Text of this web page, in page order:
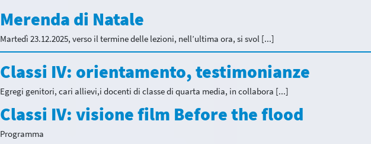
Merenda di Natale
Martedì 23.12.2025, verso il termine delle lezioni, nell’ultima ora, si svol [...]
Classi IV: orientamento, testimonianze
Egregi genitori, cari allievi,i docenti di classe di quarta media, in collabora [...]
Classi IV: visione film Before the flood
Programma